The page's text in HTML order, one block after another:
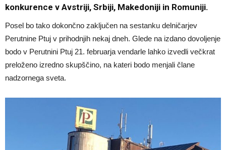
konkurence v Avstriji, Srbiji, Makedoniji in Romuniji.
Posel bo tako dokončno zaključen na sestanku delničarjev
Perutnine Ptuj v prihodnjih nekaj dneh. Glede na izdano dovoljenje
bodo v Perutnini Ptuj 21. februarja vendarle lahko izvedli večkrat
preloženo izredno skupščino, na kateri bodo menjali člane
nadzornega sveta.